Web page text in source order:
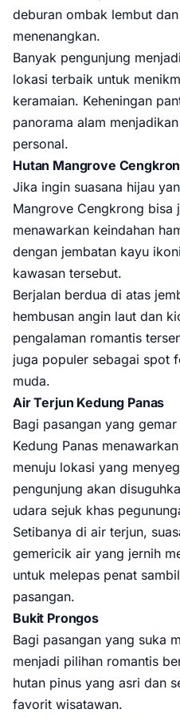
deburan ombak lembut
menenangkan.
Banyak pengunjung
lokasi terbaik untuk
keramaian. Keheningan
panorama alam
personal.
Hutan Mangrove
Jika ingin suasana hijau
Mangrove Cengkrong bisa
menawarkan keindahan
dengan jembatan kayu
kawasan tersebut.
Berjalan berdua di atas
hembusan angin laut dan
pengalaman romantis
juga populer sebagai spot
muda.
Air Terjun Kedung Panas
Bagi pasangan yang
Kedung Panas
menuju lokasi yang
pengunjung akan
udara sejuk khas
Setibanya di air terjun,
gemericik air yang jernih
untuk melepas penat
pasangan.
Bukit Prongos
Bagi pasangan yang suka
menjadi pilihan romantis
hutan pinus yang asri dan
favorit wisatawan.